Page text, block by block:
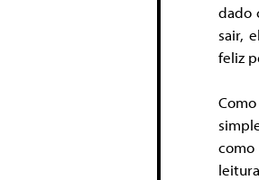
dado
sair,
feliz
como